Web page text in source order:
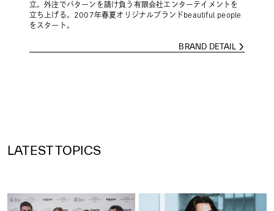
立。外注でパターンを請け負う有限会社エンターテイメントを
立ち上げる。2007年春夏オリジナルブランドbeautiful people
をスタート。
BRAND DETAIL
LATEST TOPICS